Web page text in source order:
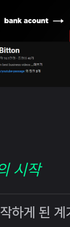
시작
하게 된 계